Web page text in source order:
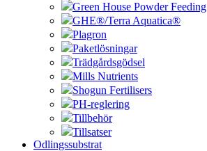
Green House Powder Feeding
GHE®/Terra Aquatica®
Plagron
Paketlösningar
Trädgårdsgödsel
Mills Nutrients
Shogun Fertilisers
PH-reglering
Tillbehör
Tillsatser
Odlingssubstrat